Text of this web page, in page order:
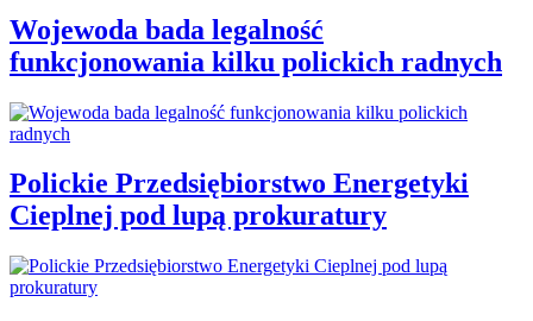
Wojewoda bada legalność
funkcjonowania kilku polickich radnych
Polickie Przedsiębiorstwo Energetyki
Cieplnej pod lupą prokuratury